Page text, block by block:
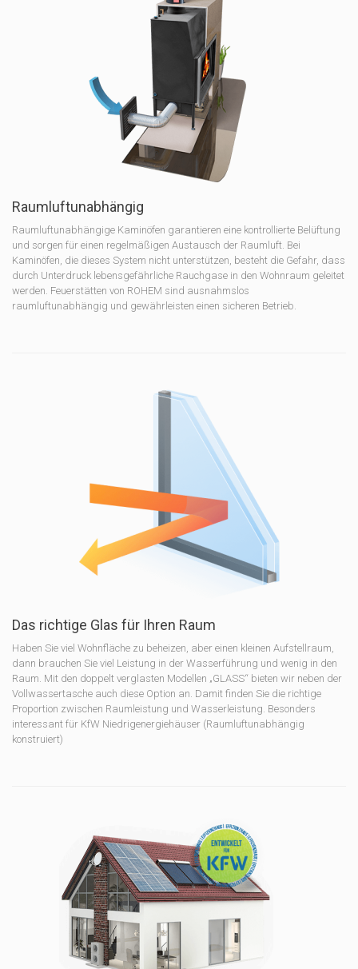
Raumluftunabhängig
Raumluftunabhängige Kaminöfen garantieren eine kontrollierte Belüftung
und sorgen für einen regelmäßigen Austausch der Raumluft. Bei
Kaminöfen, die dieses System nicht unterstützen, besteht die Gefahr, dass
durch Unterdruck lebensgefährliche Rauchgase in den Wohnraum geleitet
werden. Feuerstätten von ROHEM sind ausnahmslos
raumluftunabhängig und gewährleisten einen sicheren Betrieb.
Das richtige Glas für Ihren Raum
Haben Sie viel Wohnfläche zu beheizen, aber einen kleinen Aufstellraum,
dann brauchen Sie viel Leistung in der Wasserführung und wenig in den
Raum. Mit den doppelt verglasten Modellen „GLASS“ bieten wir neben der
Vollwassertasche auch diese Option an. Damit finden Sie die richtige
Proportion zwischen Raumleistung und Wasserleistung. Besonders
interessant für KfW Niedrigenergiehäuser (Raumluftunabhängig
konstruiert)